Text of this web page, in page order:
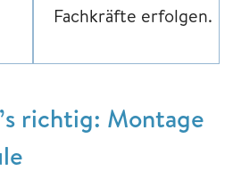
Fachkräfte erfolgen.
richtig: Montage